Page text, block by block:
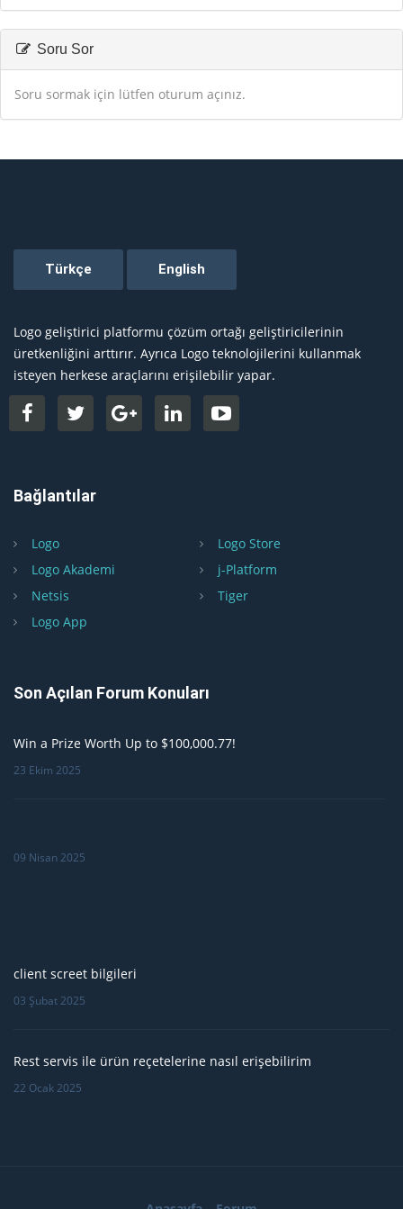
Soru Sor
Soru sormak için lütfen oturum açınız.
Logo geliştirici platformu çözüm ortağı geliştiricilerinin
üretkenliğini arttırır. Ayrıca Logo teknolojilerini kullanmak
isteyen herkese araçlarını erişilebilir yapar.
Bağlantılar
Logo
Logo Store
Logo Akademi
j-Platform
Netsis
Tiger
Logo App
Son Açılan Forum Konuları
Win a Prize Worth Up to $100,000.77!
23 Ekim 2025
09 Nisan 2025
client screet bilgileri
03 Şubat 2025
Rest servis ile ürün reçetelerine nasıl erişebilirim
22 Ocak 2025